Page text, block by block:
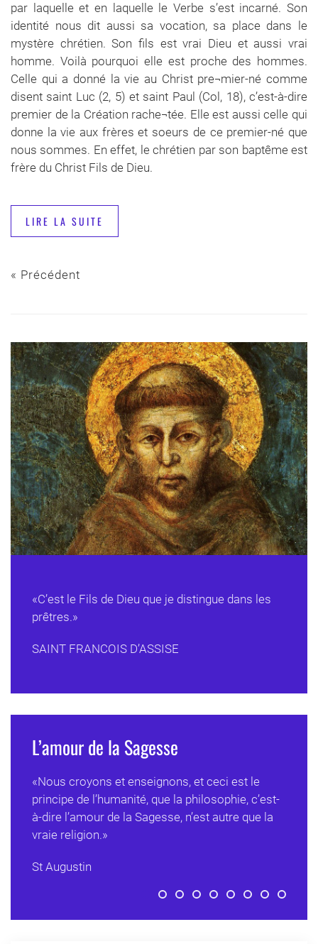
par laquelle et en laquelle le Verbe s’est incarné. Son
identité nous dit aussi sa vocation, sa place dans le
mystère chrétien. Son fils est vrai Dieu et aussi vrai
homme. Voilà pourquoi elle est proche des hommes.
Celle qui a donné la vie au Christ pre¬mier-né comme
disent saint Luc (2, 5) et saint Paul (Col, 18), c’est-à-dire
premier de la Création rache¬tée. Elle est aussi celle qui
donne la vie aux frères et soeurs de ce premier-né que
nous sommes. En effet, le chrétien par son baptême est
frère du Christ Fils de Dieu.
LIRE LA SUITE
« Précédent
«C’est le Fils de Dieu que je distingue dans les
prêtres.»
SAINT FRANCOIS D’ASSISE
L’amour de la Sagesse
«Nous croyons et enseignons, et ceci est le
principe de l’humanité, que la philosophie, c’est-
à-dire l’amour de la Sagesse, n’est autre que la
vraie religion.»
St Augustin
L’amour de la Sagesse
Allez chercher votre paix
En vous, Cœur Sacré de
Formez mon cœur
Votre amour et
Garde,Vous nous
Tout ce
Deux